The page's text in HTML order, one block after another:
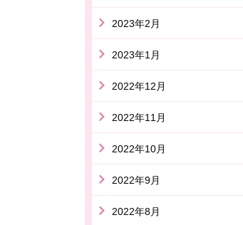
2023年2月
2023年1月
2022年12月
2022年11月
2022年10月
2022年9月
2022年8月